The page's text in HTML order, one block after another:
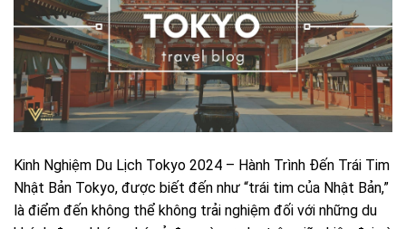
Kinh Nghiệm Du Lịch Tokyo 2024 – Hành Trình Đến Trái Tim
Nhật Bản Tokyo, được biết đến như “trái tim của Nhật Bản,”
là điểm đến không thể không trải nghiệm đối với những du